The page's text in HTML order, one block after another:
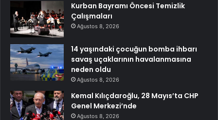
Kurban Bayramı Öncesi Temizlik
Çalışmaları
Ağustos 8, 2026
14 yaşındaki çocuğun bomba ihbarı
savaş uçaklarının havalanmasına
neden oldu
Ağustos 8, 2026
Kemal Kılıçdaroğlu, 28 Mayıs’ta CHP
Genel Merkezi’nde
Ağustos 8, 2026